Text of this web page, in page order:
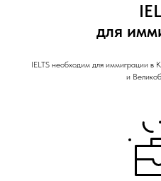
для
IELTS необходим для иммиграции
и